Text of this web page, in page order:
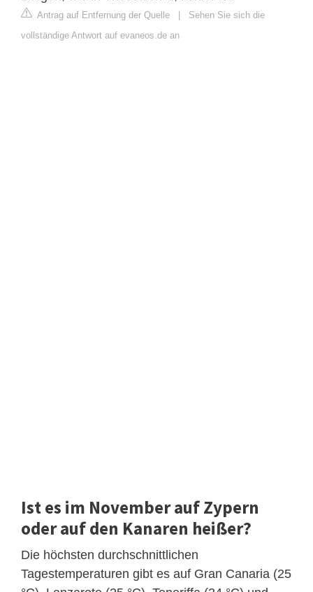
Antrag auf Entfernung der Quelle | Sehen Sie sich die
vollständige Antwort auf evaneos.de an
Ist es im November auf Zypern
oder auf den Kanaren heißer?
Die höchsten durchschnittlichen
Tagestemperaturen gibt es auf Gran Canaria (25